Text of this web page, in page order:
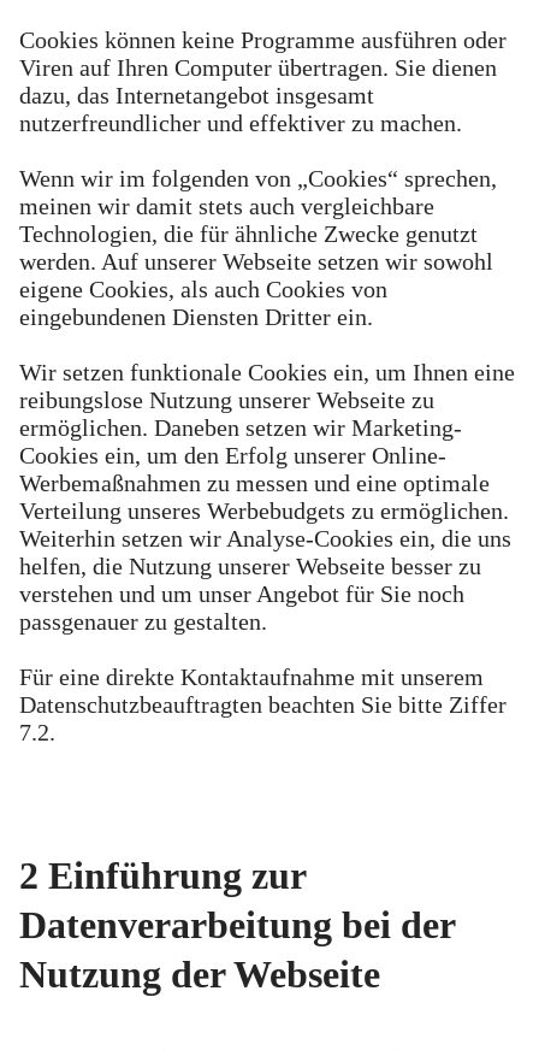
Cookies können keine Programme ausführen oder
Viren auf Ihren Computer übertragen. Sie dienen
dazu, das Internetangebot insgesamt
nutzerfreundlicher und effektiver zu machen.
Wenn wir im folgenden von „Cookies“ sprechen,
meinen wir damit stets auch vergleichbare
Technologien, die für ähnliche Zwecke genutzt
werden. Auf unserer Webseite setzen wir sowohl
eigene Cookies, als auch Cookies von
eingebundenen Diensten Dritter ein.
Wir setzen funktionale Cookies ein, um Ihnen eine
reibungslose Nutzung unserer Webseite zu
ermöglichen. Daneben setzen wir Marketing-
Cookies ein, um den Erfolg unserer Online-
Werbemaßnahmen zu messen und eine optimale
Verteilung unseres Werbebudgets zu ermöglichen.
Weiterhin setzen wir Analyse-Cookies ein, die uns
helfen, die Nutzung unserer Webseite besser zu
verstehen und um unser Angebot für Sie noch
passgenauer zu gestalten.
Für eine direkte Kontaktaufnahme mit unserem
Datenschutzbeauftragten beachten Sie bitte Ziffer
7.2.
2 Einführung zur
Datenverarbeitung bei der
Nutzung der Webseite